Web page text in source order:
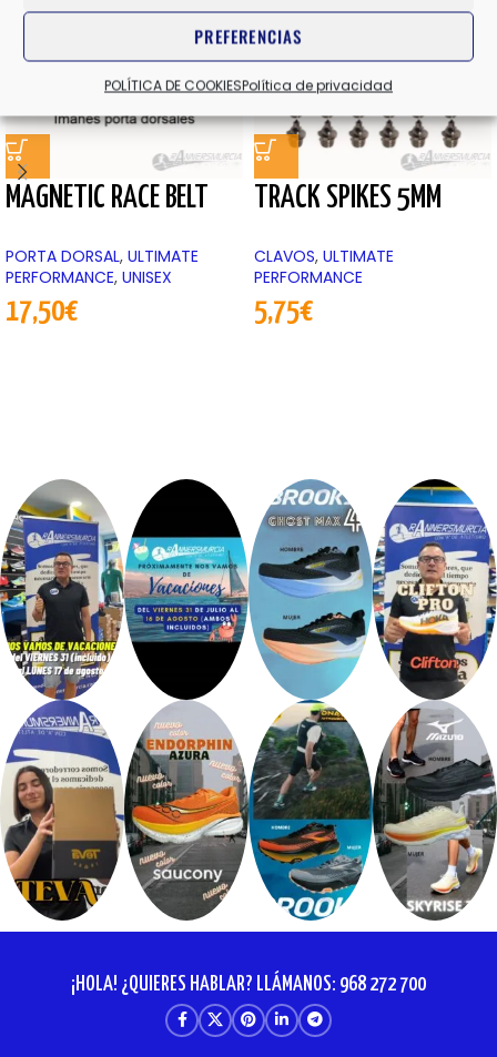
PREFERENCIAS
POLÍTICA DE COOKIESPolítica de privacidad
MAGNETIC RACE BELT
PORTA DORSAL, ULTIMATE
PERFORMANCE, UNISEX
17,50€
TRACK SPIKES 5MM
CLAVOS, ULTIMATE
PERFORMANCE
5,75€
¡HOLA! ¿QUIERES HABLAR? LLÁMANOS: 968 272 700